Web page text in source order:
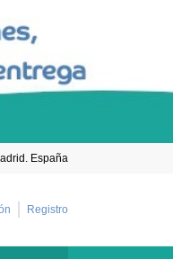
España
Registro